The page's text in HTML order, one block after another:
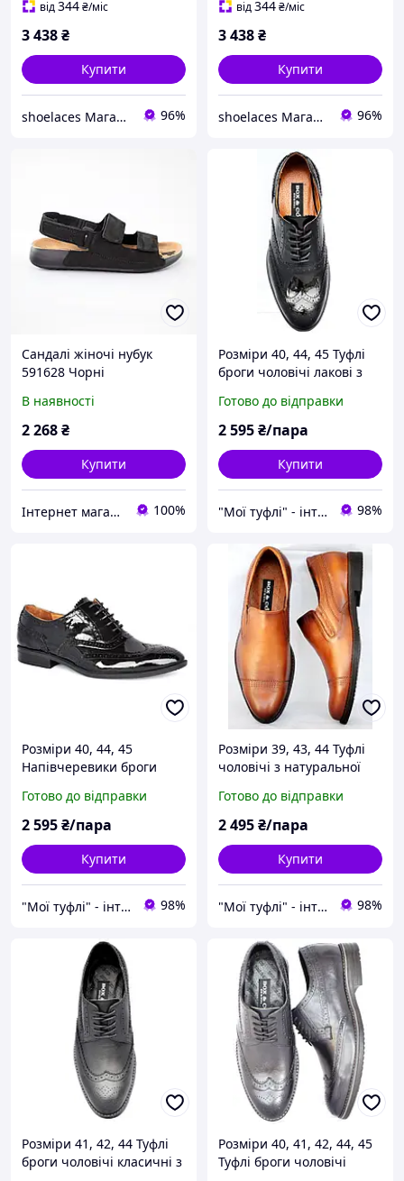
від344₴/міс
3 438₴
Купити
shoelaces Магазин одягу і взуття на кожний день 96%
від344₴/міс
3 438₴
Купити
shoelaces Магазин одягу і взуття на кожний день 96%
Сандалі жіночі нубук
591628 Чорні
В наявності
2 268₴
Купити
Інтернет магазин Фенікс 24 100%
Розміри 40, 44, 45 Туфлі
броги чоловічі лакові з
Box & Co 18040
Готово до відправки
2 595₴/пара
Купити
"Мої туфлі" - інтернет магазин взуття на всі випадки життя. 98%
Розміри 40, 44, 45
Напівчеревики броги
натуральної шкіри, чорні
Box & Co 18040
Готово до відправки
2 595₴/пара
Купити
"Мої туфлі" - інтернет магазин взуття на всі випадки життя. 98%
Розміри 39, 43, 44 Туфлі
чоловічі з натуральної
коричневі Box 17057
Готово до відправки
2 495₴/пара
Купити
"Мої туфлі" - інтернет магазин взуття на всі випадки життя. 98%
Розміри 41, 42, 44 Туфлі
броги чоловічі класичні з
Розміри 40, 41, 42, 44, 45
Туфлі броги чоловічі